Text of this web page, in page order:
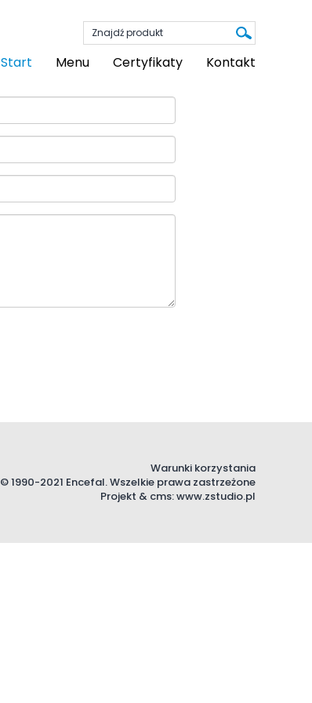
Start Menu Certyfikaty Kontakt
Warunki korzystania
© 1990-2021 Encefal. Wszelkie prawa zastrzeżone
Projekt & cms:www.zstudio.pl